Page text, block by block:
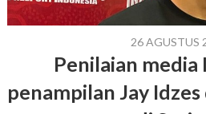
26 AGUSTUS
Penilaian
penampilan Jay